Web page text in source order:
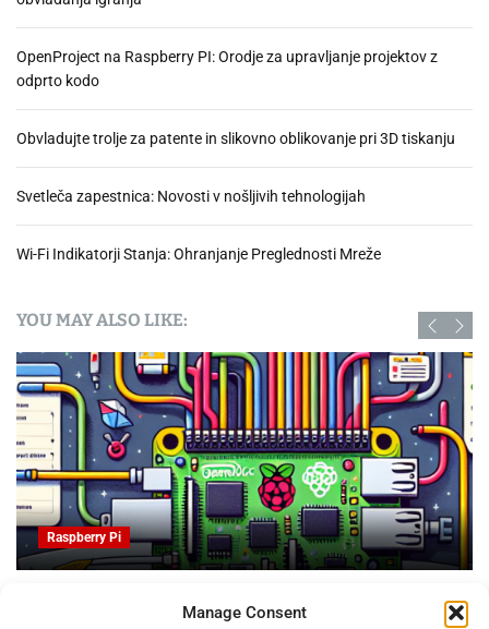
Manage Consent
OpenProject na Raspberry PI: Orodje za upravljanje projektov z
odprto kodo
Obvladujte trolje za patente in slikovno oblikovanje pri 3D tiskanju
Svetleča zapestnica: Novosti v nošljivih tehnologijah
Wi-Fi Indikatorji Stanja: Ohranjanje Preglednosti Mreže
YOU MAY ALSO LIKE:
Raspberry Pi
OpenProject na Raspberry PI: Orodje za upravljanje
projektov z odprto kodo